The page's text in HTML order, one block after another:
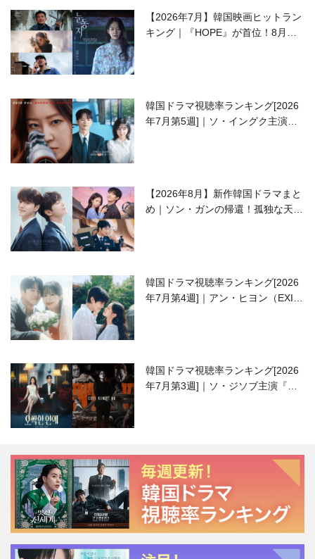
【2026年7月】韓国映画ヒットラン
キング｜『HOPE』が首位！8月公
韓国ドラマ視聴率ランキング[2026
年7月第5週]｜ソ・イングク主演の
【2026年8月】新作韓国ドラマまと
め｜ソン・ガンの帰還！孤独な天才
韓国ドラマ視聴率ランキング[2026
年7月第4週]｜アン・ヒヨン（EXID
韓国ドラマ視聴率ランキング[2026
年7月第3週]｜ソ・ジソブ主演『エ